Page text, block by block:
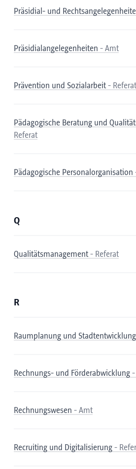
Präsidial- und
Präsidialangelegenheiten - Amt
Prävention und Sozialarbeit- Referat
Pädagogische Beratung und
Referat
Pädagogische Personalorganisation
Q
Qualitätsmanagement- Referat
R
Raumplanung und Stadtentwicklung
Rechnungs- und Förderabwicklung -
Rechnungswesen - Amt
Recruiting und Digitalisierung -